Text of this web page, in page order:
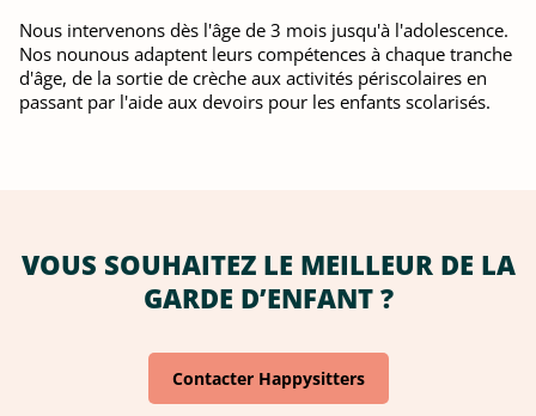
Nous intervenons dès l'âge de 3 mois jusqu'à l'adolescence.
Nos nounous adaptent leurs compétences à chaque tranche
d'âge, de la sortie de crèche aux activités périscolaires en
passant par l'aide aux devoirs pour les enfants scolarisés.
VOUS SOUHAITEZ LE MEILLEUR DE LA
GARDE D’ENFANT ?
Contacter Happysitters